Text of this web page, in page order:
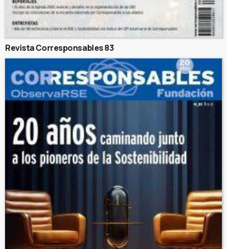
Revista Corresponsables 83